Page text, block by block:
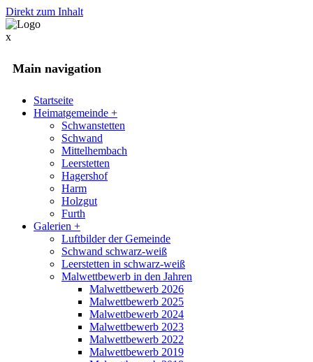
Direkt zum Inhalt
x
Main navigation
Startseite
Heimatgemeinde +
Schwanstetten
Schwand
Mittelhembach
Leerstetten
Hagershof
Harm
Holzgut
Furth
Galerien +
Luftbilder der Gemeinde
Schwand schwarz-weiß
Leerstetten in schwarz-weiß
Malwettbewerb in den Jahren
Malwettbewerb 2026
Malwettbewerb 2025
Malwettbewerb 2024
Malwettbewerb 2023
Malwettbewerb 2022
Malwettbewerb 2019